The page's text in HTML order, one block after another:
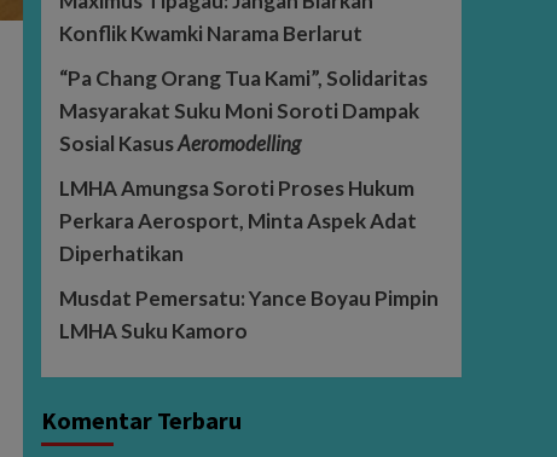
Konflik Kwamki Narama Berlarut
“Pa Chang Orang Tua Kami”, Solidaritas
Masyarakat Suku Moni Soroti Dampak
Sosial KasusAeromodelling
LMHA Amungsa Soroti Proses Hukum
Perkara Aerosport, Minta Aspek Adat
Diperhatikan
Musdat Pemersatu: Yance Boyau Pimpin
LMHA Suku Kamoro
Komentar Terbaru